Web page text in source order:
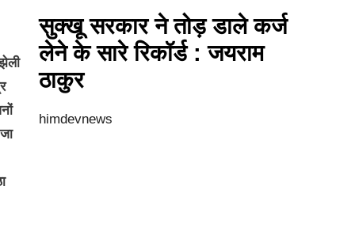
सुक्खू सरकार ने तोड़ डाले कर्ज
लेने के सारे रिकॉर्ड : जयराम
ठाकुर
himdevnews